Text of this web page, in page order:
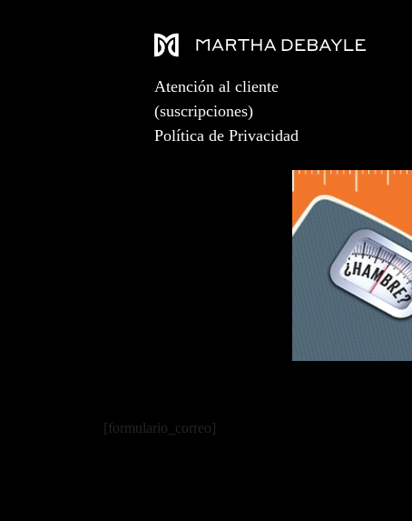
Atención al cliente
(suscripciones)
Política de Privacidad
[formulario_correo]